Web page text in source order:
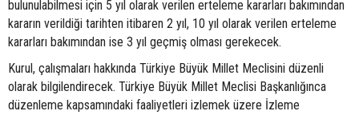
bulunulabilmesi için 5 yıl olarak verilen erteleme kararları bakımından
kararın verildiği tarihten itibaren 2 yıl, 10 yıl olarak verilen erteleme
kararları bakımından ise 3 yıl geçmiş olması gerekecek.
Kurul, çalışmaları hakkında Türkiye Büyük Millet Meclisini düzenli
olarak bilgilendirecek. Türkiye Büyük Millet Meclisi Başkanlığınca
düzenleme kapsamındaki faaliyetleri izlemek üzere İzleme